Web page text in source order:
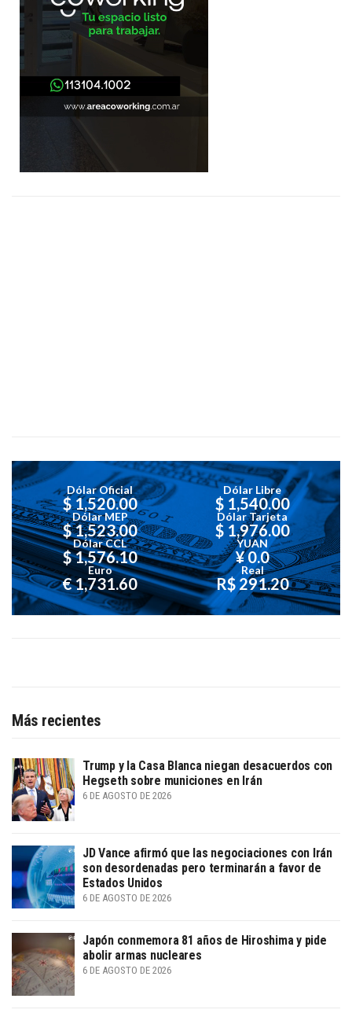
Dólar Oficial
$ 1,520.00
Dólar Libre
$ 1,540.00
Dólar MEP
$ 1,523.00
Dólar Tarjeta
$ 1,976.00
Dólar CCL
$ 1,576.10
YUAN
¥ 0.0
Euro
€ 1,731.60
Real
R$ 291.20
Más recientes
Trump y la Casa Blanca niegan desacuerdos con
Hegseth sobre municiones en Irán
6 DE AGOSTO DE 2026
JD Vance afirmó que las negociaciones con Irán
son desordenadas pero terminarán a favor de
Estados Unidos
6 DE AGOSTO DE 2026
Japón conmemora 81 años de Hiroshima y pide
abolir armas nucleares
6 DE AGOSTO DE 2026